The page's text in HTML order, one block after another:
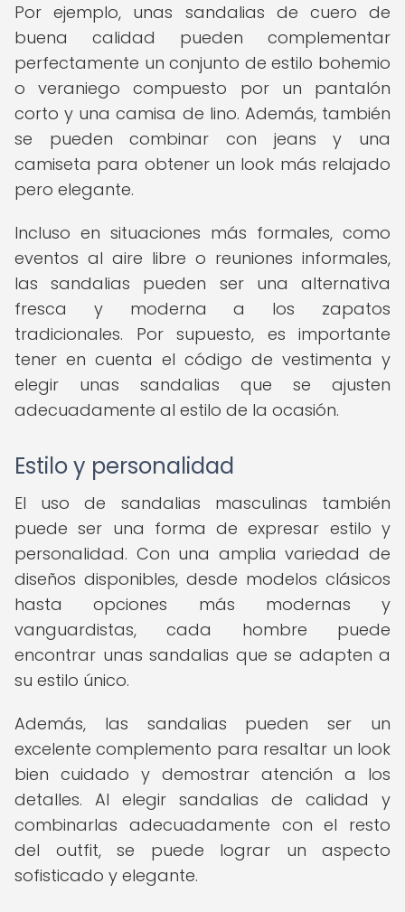
Por ejemplo, unas sandalias de cuero de
buena calidad pueden complementar
perfectamente un conjunto de estilo bohemio
o veraniego compuesto por un pantalón
corto y una camisa de lino. Además, también
se pueden combinar con jeans y una
camiseta para obtener un look más relajado
pero elegante.
Incluso en situaciones más formales, como
eventos al aire libre o reuniones informales,
las sandalias pueden ser una alternativa
fresca y moderna a los zapatos
tradicionales. Por supuesto, es importante
tener en cuenta el código de vestimenta y
elegir unas sandalias que se ajusten
adecuadamente al estilo de la ocasión.
Estilo y personalidad
El uso de sandalias masculinas también
puede ser una forma de expresar estilo y
personalidad. Con una amplia variedad de
diseños disponibles, desde modelos clásicos
hasta opciones más modernas y
vanguardistas, cada hombre puede
encontrar unas sandalias que se adapten a
su estilo único.
Además, las sandalias pueden ser un
excelente complemento para resaltar un look
bien cuidado y demostrar atención a los
detalles. Al elegir sandalias de calidad y
combinarlas adecuadamente con el resto
del outfit, se puede lograr un aspecto
sofisticado y elegante.